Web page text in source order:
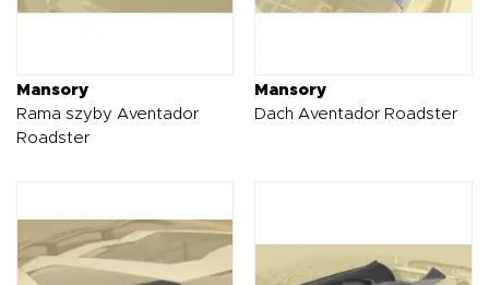
Mansory
Rama szyby Aventador
Roadster
Mansory
Dach Aventador Roadster